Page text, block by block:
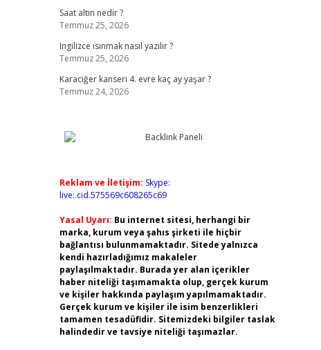
Saat altın nedir ?
Temmuz 25, 2026
Ingilizce ısınmak nasıl yazılır ?
Temmuz 25, 2026
Karaciğer kanseri 4. evre kaç ay yaşar ?
Temmuz 24, 2026
Reklam ve İletişim: Skype:
live:.cid.575569c608265c69
Yasal Uyarı: Bu internet sitesi, herhangi bir
marka, kurum veya şahıs şirketi ile hiçbir
bağlantısı bulunmamaktadır. Sitede yalnızca
kendi hazırladığımız makaleler
paylaşılmaktadır. Burada yer alan içerikler
haber niteliği taşımamakta olup, gerçek kurum
ve kişiler hakkında paylaşım yapılmamaktadır.
Gerçek kurum ve kişiler ile isim benzerlikleri
tamamen tesadüfidir. Sitemizdeki bilgiler taslak
halindedir ve tavsiye niteliği taşımazlar.